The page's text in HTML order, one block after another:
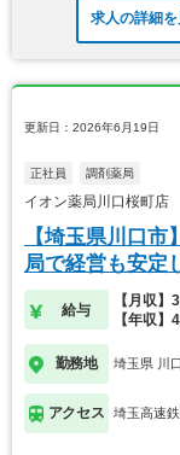
求人の詳細を
更新日：2026年6月19日
正社員 調剤薬局
イオン薬局川口桜町店
【埼玉県川口
局で経営も安定
給与
【月収
【年収
勤務地 埼玉県 川
アクセス 埼玉高速